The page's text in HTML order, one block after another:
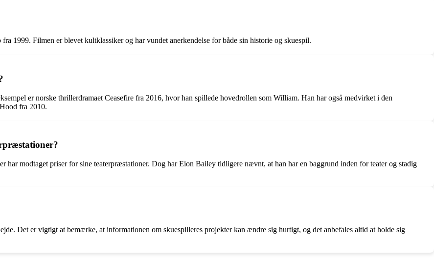
1999. Filmen er blevet kultklassiker og har vundet anerkendelse for både sin historie og skuespil.
er norske thrillerdramaet Ceasefire fra 2016, hvor han spillede hovedrollen som William. Han har også medvirket i den
fra 2010.
har modtaget priser for sine teaterpræstationer. Dog har Eion Bailey tidligere nævnt, at han har en baggrund inden for teater og stadig
Det er vigtigt at bemærke, at informationen om skuespilleres projekter kan ændre sig hurtigt, og det anbefales altid at holde sig